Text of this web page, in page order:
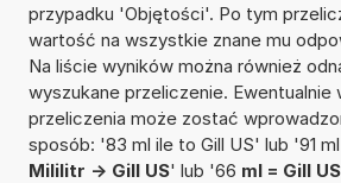
przypadku 'Objętości'. Po tym
wartość na wszystkie znane mu
Na liście wyników można również
wyszukane przeliczenie. Ewentualnie
przeliczenia może zostać
sposób: '83 ml ile to Gill US' lub '91
Mililitr -> Gill US' lub '66 ml = Gill US